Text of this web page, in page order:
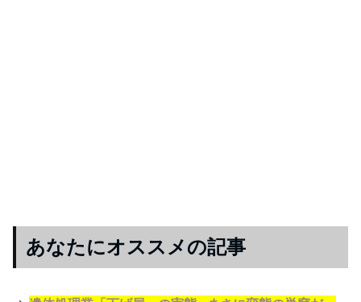
あなたにオススメの記事